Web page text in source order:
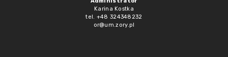
Karina Kostka
tel. +48 324348232
or@um.zory.pl